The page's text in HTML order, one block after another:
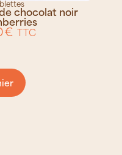
chocolat noir
€ TTC